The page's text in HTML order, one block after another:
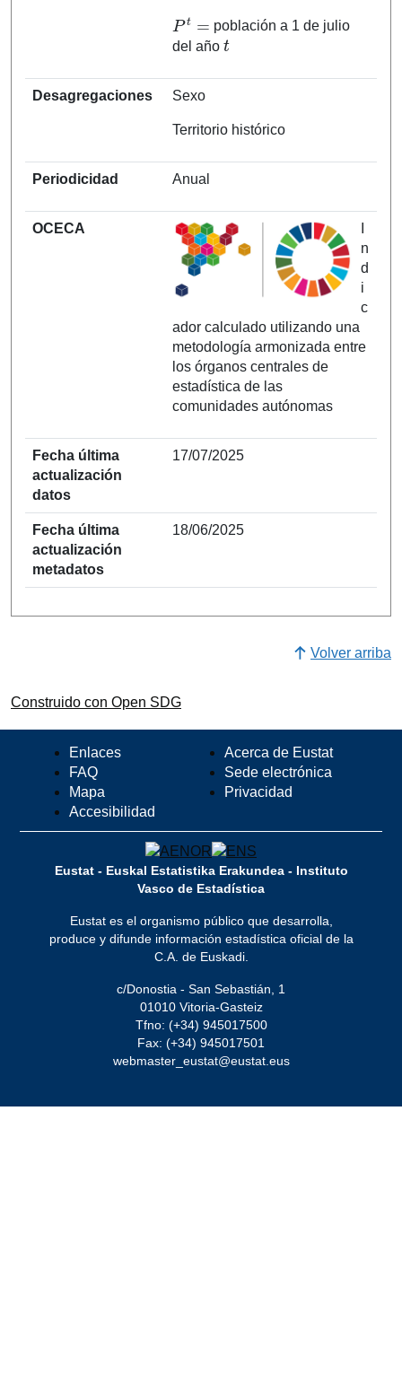
Pt=
población a 1 de julio
del año
t
Desagregaciones Sexo
Territorio histórico
Periodicidad Anual
OCECA
n
d
i
c
ador calculado utilizando una
metodología armonizada entre
los órganos centrales de
estadística de las
comunidades autónomas
Fecha última
actualización
datos
17/07/2025
Fecha última
actualización
metadatos
18/06/2025
Volver arriba
Construido con Open SDG
Enlaces
FAQ
Mapa
Accesibilidad
Acerca de Eustat
Sede electrónica
Privacidad
Eustat - Euskal Estatistika Erakundea - Instituto
Vasco de Estadística
Eustat es el organismo público que desarrolla,
produce y difunde información estadística oficial de la
C.A. de Euskadi.
c/Donostia - San Sebastián, 1
01010 Vitoria-Gasteiz
Tfno: (+34) 945017500
Fax: (+34) 945017501
webmaster_eustat@eustat.eus